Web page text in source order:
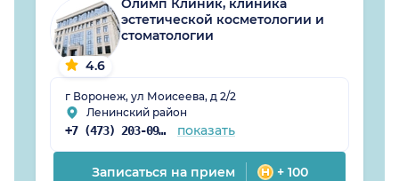
4.6
Олимп Клиник, клиника
эстетической косметологии и
стоматологии
г Воронеж, ул Моисеева, д 2/2
Ленинский район
+7 (473) 203-09-54 показать
Записаться на прием + 100